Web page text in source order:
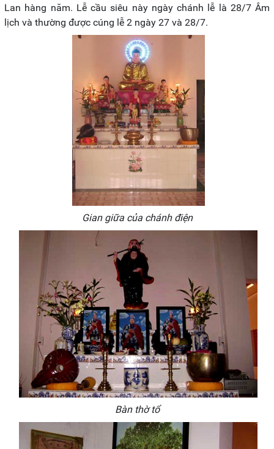
Lan hàng năm. Lễ cầu siêu này ngày chánh lễ là 28/7 Âm
lịch và thường được cúng lễ 2 ngày 27 và 28/7.
Gian giữa của chánh điện
Bàn thờ tổ